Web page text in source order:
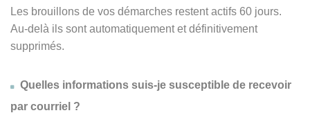
Les brouillons de vos démarches restent actifs 60 jours.
Au-delà ils sont automatiquement et définitivement
supprimés.
Quelles informations suis-je susceptible de recevoir
par courriel ?